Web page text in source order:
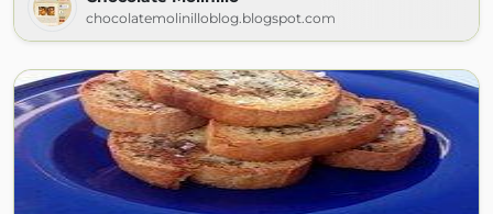
chocolatemolinilloblog.blogspot.com